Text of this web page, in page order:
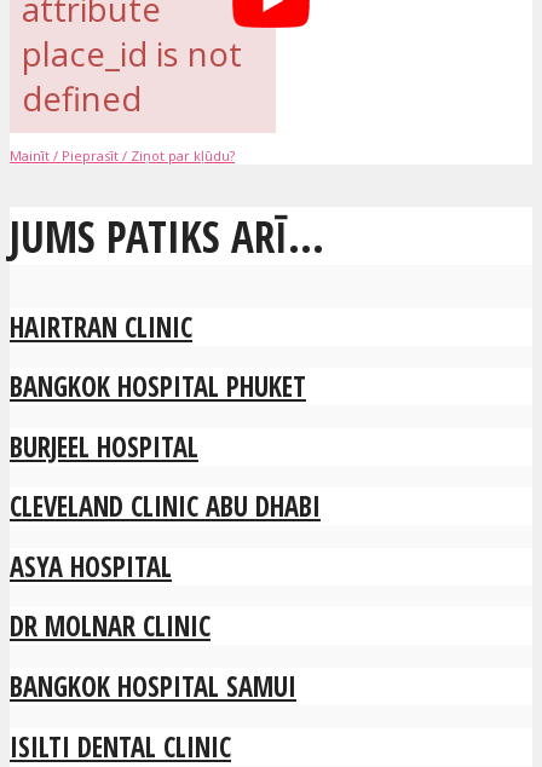
attribute
place_id is not
defined
Mainīt / Pieprasīt / Ziņot par kļūdu?
JUMS PATIKS ARĪ...
HAIRTRAN CLINIC
BANGKOK HOSPITAL PHUKET
BURJEEL HOSPITAL
CLEVELAND CLINIC ABU DHABI
ASYA HOSPITAL
DR MOLNAR CLINIC
BANGKOK HOSPITAL SAMUI
ISILTI DENTAL CLINIC